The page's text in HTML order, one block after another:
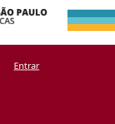
Entrar